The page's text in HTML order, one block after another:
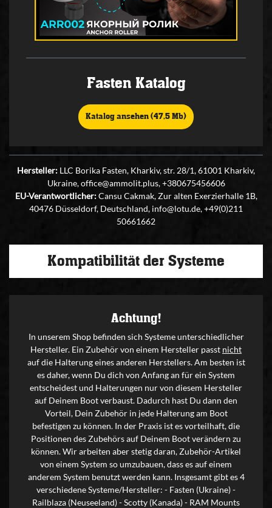
Fasten Katalog
Katalog ansehen (47,5 Mb)
Hersteller: LLC Borika Fasten, Kharkiv, str. 28/1, 61001 Kharkiv,
Ukraine, office@ammolit.plus, +380675456606
EU-Verantwortlicher:Cansu Cakmak, Zur alten Exerzierhalle 1B,
40476 Düsseldorf, Deutschland, info@lotu.de, +49(0)211
50661662
Kompatibilität der Systeme
Achtung!
In unserem Shop befinden sich Systeme unterschiedlicher
Hersteller. Ein Zubehör von einem Hersteller passt nicht
auf die Halterung eines anderen Herstellers. Am besten ist
es daher, wenn Du dich von Anfang an für ein System
entscheidest und Halterungen nur von diesem Hersteller
auf Deinem Boot verbaust. Dadurch hast Du dann den
Vorteil, Dein Zubehör in jede Halterung am Boot
befestigen zu können. In der Praxis ist es vorteilhaft, die
Positionen des Zubehörs auf Deinem Boot verändern zu
können. Wir arbeiten aber stetig daran, Zubehör-Artikel
von einem System so umzubauen, dass es auf einem
anderem System benutzt werden kann. Insgesamt gibt es 4
verschiedene Systeme/Hersteller: - Fasten (Ukraine) -
Railblaza (Neuseeland) - Scotty (Kanada) - RAM Mounts